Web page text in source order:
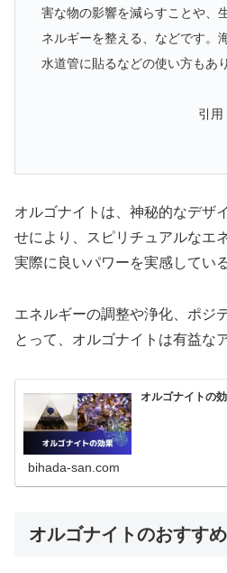
害な物の影響を減らすことや、
ネルギーを整える、などです。
水道管に貼るなどの使い方もあ
引用
オルゴナイトは、神秘的なデザ
せにより、スピリチュアルなエ
実際に良いパワーを実感してい
エネルギーの調整や浄化、ポジ
とって、オルゴナイトは有益な
オルゴナイトの
bihada-san.com
オルゴナイトのおすす